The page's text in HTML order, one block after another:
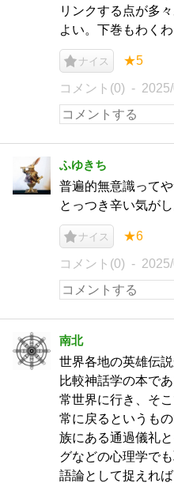
リンクする点が多
よい。下巻もわくわ
ナイス ★5
コメント(0)
ふゆきち
普遍的無意識って
とっつき辛い気がし
ナイス ★6
コメント(0)
南北
世界各地の英雄伝
比較神話学の本で
常世界に行き、そ
常に戻るというも
族にある通過儀礼
グなどの心理学で
語論として捉えれ